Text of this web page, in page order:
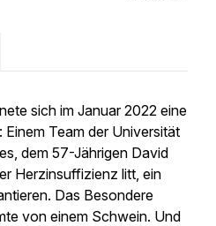
sich im Januar 2022 eine
Team der Universität
dem 57-Jährigen David
Herzinsuffizienz litt, ein
Das Besondere
von einem Schwein. Und